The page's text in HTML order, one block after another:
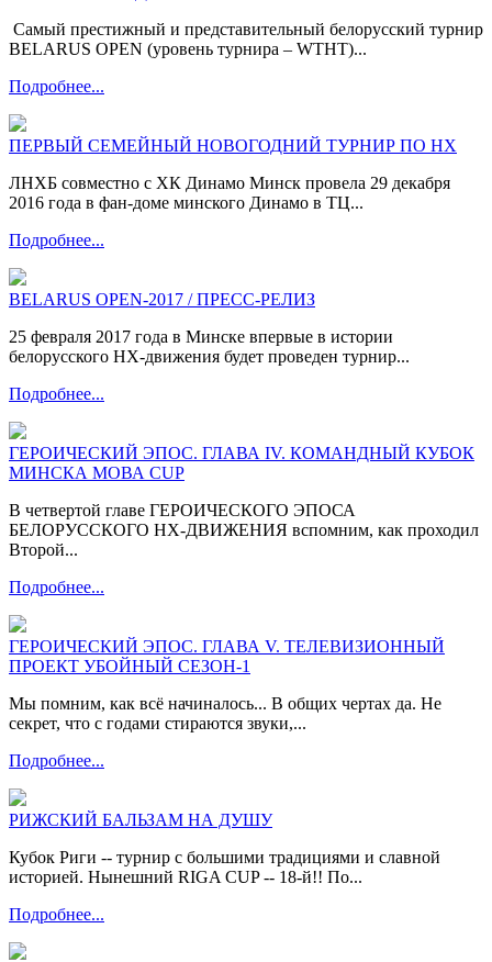
Самый престижный и представительный белорусский турнир
BELARUS OPEN (уровень турнира – WTHT)...
Подробнее...
ПЕРВЫЙ СЕМЕЙНЫЙ НОВОГОДНИЙ ТУРНИР ПО НХ
ЛНХБ совместно с ХК Динамо Минск провела 29 декабря
2016 года в фан-доме минского Динамо в ТЦ...
Подробнее...
BELARUS OPEN-2017 / ПРЕСС-РЕЛИЗ
25 февраля 2017 года в Минске впервые в истории
белорусского НХ-движения будет проведен турнир...
Подробнее...
ГЕРОИЧЕСКИЙ ЭПОС. ГЛАВА IV. КОМАНДНЫЙ КУБОК
МИНСКА МОВА CUP
В четвертой главе ГЕРОИЧЕСКОГО ЭПОСА
БЕЛОРУССКОГО НХ-ДВИЖЕНИЯ вспомним, как проходил
Второй...
Подробнее...
ГЕРОИЧЕСКИЙ ЭПОС. ГЛАВА V. ТЕЛЕВИЗИОННЫЙ
ПРОЕКТ УБОЙНЫЙ СЕЗОН-1
Мы помним, как всё начиналось... В общих чертах да. Не
секрет, что с годами стираются звуки,...
Подробнее...
РИЖСКИЙ БАЛЬЗАМ НА ДУШУ
Кубок Риги -- турнир с большими традициями и славной
историей. Нынешний RIGA CUP -- 18-й!! По...
Подробнее...